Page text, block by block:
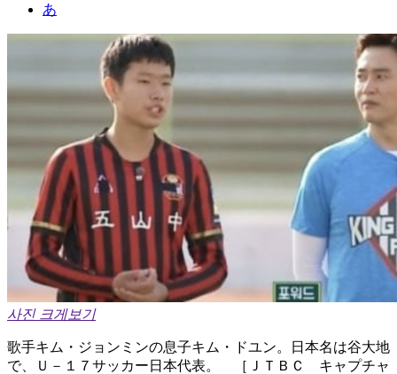
あ
사진 크게보기
歌手キム・ジョンミンの息子キム・ドユン。日本名は谷大地
で、Ｕ－１７サッカー日本代表。 ［ＪＴＢＣ キャプチャ